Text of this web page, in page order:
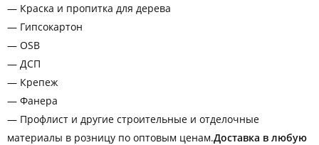
— Краска и пропитка для дерева
— Гипсокартон
— OSB
— ДСП
— Крепеж
— Фанера
— Профлист и другие строительные и отделочные
материалы в розницу по оптовым ценам.Доставка в любую